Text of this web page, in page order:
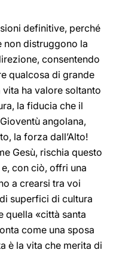
definitive, perché
non distruggono la
consentendo
qualcosa di grande
vita ha valore soltanto
la fiducia che il
angolana,
la forza dall’Alto!
Gesù, rischia questo
con ciò, offri una
a crearsi tra voi
superfici di cultura
quella «città santa
come una sposa
è la vita che merita di